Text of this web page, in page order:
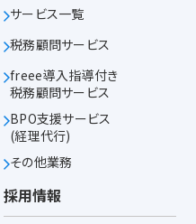
サービス一覧
税務顧問サービス
freee導入指導付き
税務顧問サービス
BPO支援サービス
(経理代行)
その他業務
採用情報